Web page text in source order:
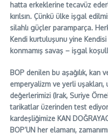
hatta erkeklerine tecavüz
kırılsın. Çünkü ülke işgal
silahlı güçler paramparça.
Kendi kurtuluşunu yine Kendisi
konmamış savaş – işgal
BOP denilen bu aşağılık, kan
emperyalizm ve yerli
değerlerimizi (Irak, Suriye
tarikatlar üzerinden test
kardeşliğimize KAN
BOP’UN her elamanı,